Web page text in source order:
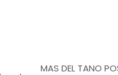
MAS DEL TANO